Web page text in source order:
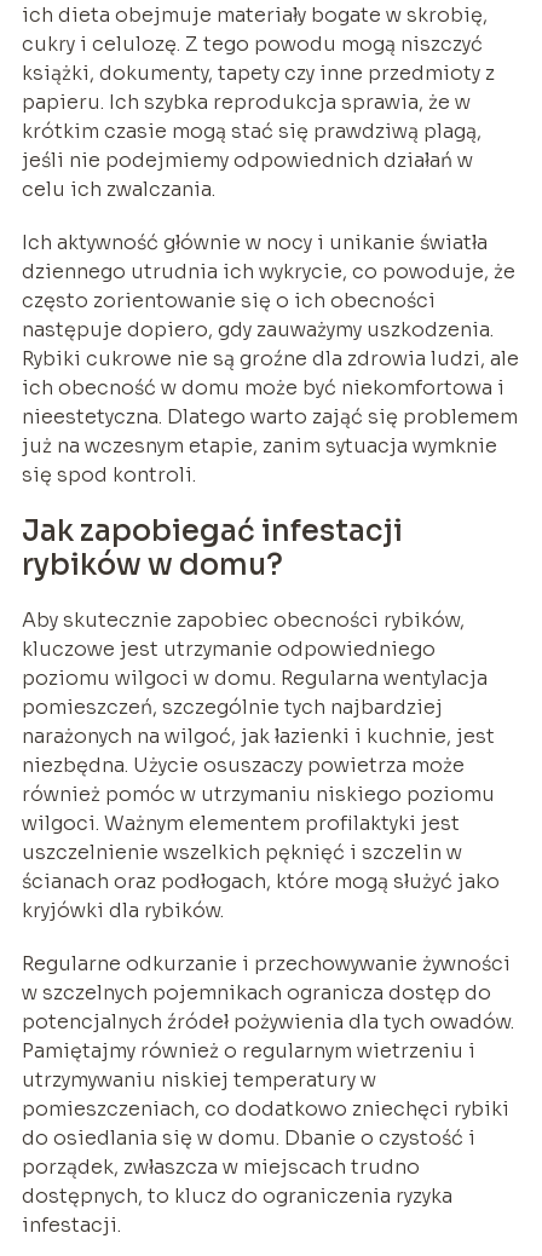
ich dieta obejmuje materiały bogate w skrobię,
cukry i celulozę. Z tego powodu mogą niszczyć
książki, dokumenty, tapety czy inne przedmioty z
papieru. Ich szybka reprodukcja sprawia, że w
krótkim czasie mogą stać się prawdziwą plagą,
jeśli nie podejmiemy odpowiednich działań w
celu ich zwalczania.
Ich aktywność głównie w nocy i unikanie światła
dziennego utrudnia ich wykrycie, co powoduje, że
często zorientowanie się o ich obecności
następuje dopiero, gdy zauważymy uszkodzenia.
Rybiki cukrowe nie są groźne dla zdrowia ludzi, ale
ich obecność w domu może być niekomfortowa i
nieestetyczna. Dlatego warto zająć się problemem
już na wczesnym etapie, zanim sytuacja wymknie
się spod kontroli.
Jak zapobiegać infestacji
rybików w domu?
Aby skutecznie zapobiec obecności rybików,
kluczowe jest utrzymanie odpowiedniego
poziomu wilgoci w domu. Regularna wentylacja
pomieszczeń, szczególnie tych najbardziej
narażonych na wilgoć, jak łazienki i kuchnie, jest
niezbędna. Użycie osuszaczy powietrza może
również pomóc w utrzymaniu niskiego poziomu
wilgoci. Ważnym elementem profilaktyki jest
uszczelnienie wszelkich pęknięć i szczelin w
ścianach oraz podłogach, które mogą służyć jako
kryjówki dla rybików.
Regularne odkurzanie i przechowywanie żywności
w szczelnych pojemnikach ogranicza dostęp do
potencjalnych źródeł pożywienia dla tych owadów.
Pamiętajmy również o regularnym wietrzeniu i
utrzymywaniu niskiej temperatury w
pomieszczeniach, co dodatkowo zniechęci rybiki
do osiedlania się w domu. Dbanie o czystość i
porządek, zwłaszcza w miejscach trudno
dostępnych, to klucz do ograniczenia ryzyka
infestacji.